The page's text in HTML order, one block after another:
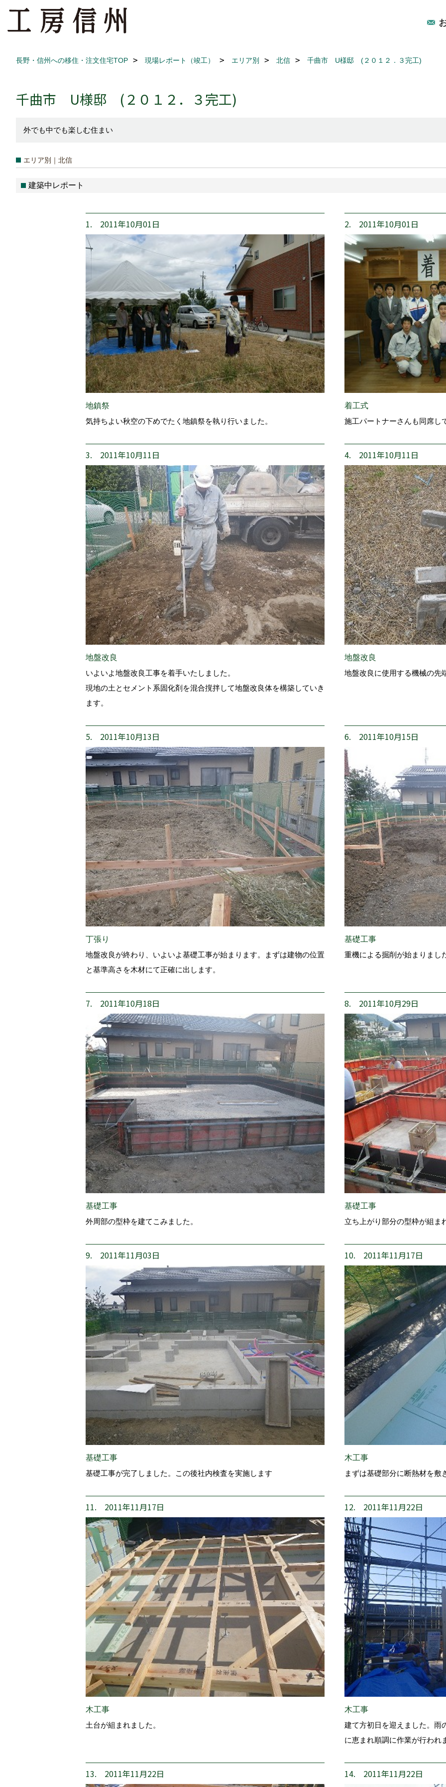
長野・信州への移住・注文住宅TOP 現場レポート（竣工） エリア別 北信 千曲市 U様邸 (２０１２．３完工)
千曲市 U様邸 (２０１２．３完工)
外でも中でも楽しむ住まい
エリア別｜北信
建築中レポート
1. 2011年10月01日
地鎮祭
気持ちよい秋空の下めでたく地鎮祭を執り行いました。
2. 2011年10月01日
着工式
施工パートナーさんも同席し
3. 2011年10月11日
地盤改良
いよいよ地盤改良工事を着手いたしました。
現地の土とセメント系固化剤を混合撹拌して地盤改良体を構築していき
ます。
4. 2011年10月11日
地盤改良
地盤改良に使用する機械の先
5. 2011年10月13日
丁張り
地盤改良が終わり、いよいよ基礎工事が始まります。まずは建物の位置
と基準高さを木材にて正確に出します。
6. 2011年10月15日
基礎工事
重機による掘削が始まりまし
7. 2011年10月18日
基礎工事
外周部の型枠を建てこみました。
8. 2011年10月29日
基礎工事
立ち上がり部分の型枠が組ま
9. 2011年11月03日
基礎工事
基礎工事が完了しました。この後社内検査を実施します
10. 2011年11月17日
木工事
まずは基礎部分に断熱材を敷
11. 2011年11月17日
木工事
土台が組まれました。
12. 2011年11月22日
木工事
建て方初日を迎えました。雨
に恵まれ順調に作業が行われ
13. 2011年11月22日 14. 2011年11月22日